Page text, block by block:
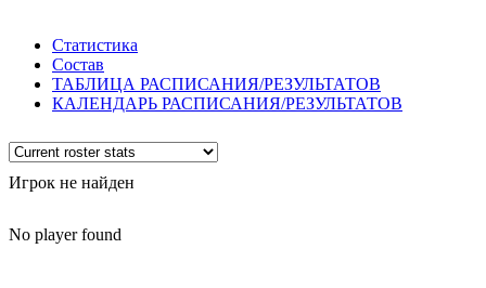
Статистика
Состав
ТАБЛИЦА РАСПИСАНИЯ/РЕЗУЛЬТАТОВ
КАЛЕНДАРЬ РАСПИСАНИЯ/РЕЗУЛЬТАТОВ
Игрок не найден
No player found